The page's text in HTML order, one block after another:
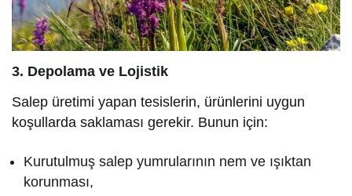
3. Depolama ve Lojistik
Salep üretimi yapan tesislerin, ürünlerini uygun
koşullarda saklaması gerekir. Bunun için:
Kurutulmuş salep yumrularının nem ve ışıktan
korunması,